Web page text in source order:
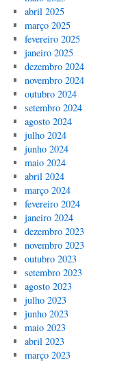
abril 2025
março 2025
fevereiro 2025
janeiro 2025
dezembro 2024
novembro 2024
outubro 2024
setembro 2024
agosto 2024
julho 2024
junho 2024
maio 2024
abril 2024
março 2024
fevereiro 2024
janeiro 2024
dezembro 2023
novembro 2023
outubro 2023
setembro 2023
agosto 2023
julho 2023
junho 2023
maio 2023
abril 2023
março 2023